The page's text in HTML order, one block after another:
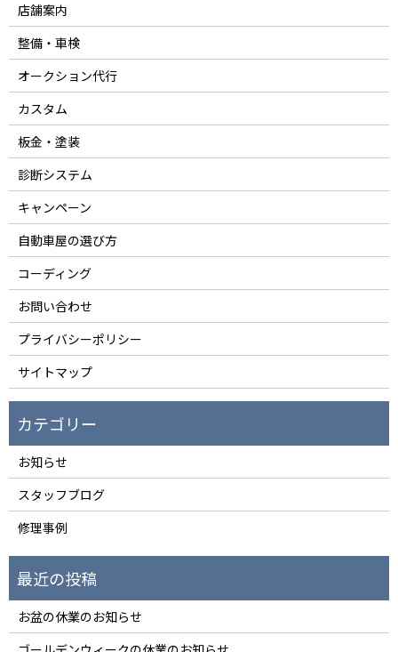
店舗案内
整備・車検
オークション代行
カスタム
板金・塗装
診断システム
キャンペーン
自動車屋の選び方
コーディング
お問い合わせ
プライバシーポリシー
サイトマップ
お知らせ
スタッフブログ
修理事例
お盆の休業のお知らせ